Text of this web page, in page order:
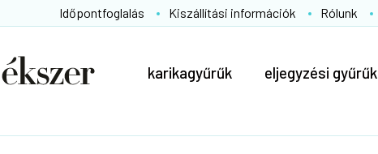
Időpontfoglalás Kiszállítási információk Rólunk
karikagyűrűk eljegyzési gyűrűk